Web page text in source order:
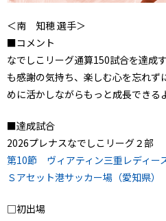
＜南 知穂 選手＞
■コメント
なでしこリーグ通算150試合を達成
も感謝の気持ち、楽しむ心を忘れず
めに活かしながらもっと成長できる
■達成試合
2026プレナスなでしこリーグ２部
第10節 ヴィアティン三重レディー
Ｓアセット港サッカー場（愛知県）
□初出場